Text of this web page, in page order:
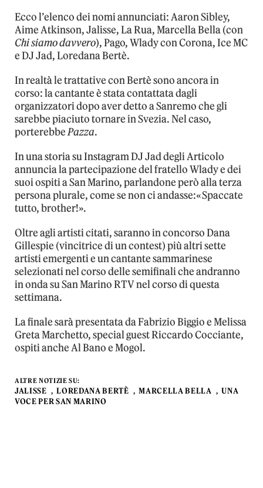
Ecco l’elenco dei nomi annunciati: Aaron Sibley,
Aime Atkinson, Jalisse, La Rua, Marcella Bella (con
Chi siamo davvero), Pago, Wlady con Corona, Ice MC
e DJ Jad, Loredana Bertè.
In realtà le trattative con Bertè sono ancora in
corso: la cantante è stata contattata dagli
organizzatori dopo aver detto a Sanremo che gli
sarebbe piaciuto tornare in Svezia. Nel caso,
porterebbePazza.
In una storia su Instagram DJ Jad degli Articolo
annuncia la partecipazione del fratello Wlady e dei
suoi ospiti a San Marino, parlandone però alla terza
persona plurale, come se non ci andasse:«Spaccate
tutto, brother!».
Oltre agli artisti citati, saranno in concorso Dana
Gillespie (vincitrice di un contest) più altri sette
artisti emergenti e un cantante sammarinese
selezionati nel corso delle semifinali che andranno
in onda su San Marino RTV nel corso di questa
settimana.
La finale sarà presentata da Fabrizio Biggio e Melissa
Greta Marchetto, special guest Riccardo Cocciante,
ospiti anche Al Bano e Mogol.
ALTRE NOTIZIE SU:
JALISSE LOREDANA BERTÈ MARCELLA BELLA
UNA
VOCE PER SAN MARINO